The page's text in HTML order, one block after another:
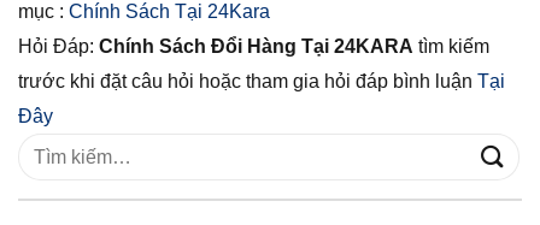
mục : Chính Sách Tại 24Kara
Hỏi Đáp: Chính Sách Đổi Hàng Tại 24KARA tìm kiếm
trước khi đặt câu hỏi hoặc tham gia hỏi đáp bình luận Tại
Đây